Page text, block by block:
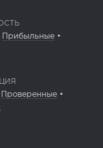
Прибыльные •
Проверенные •